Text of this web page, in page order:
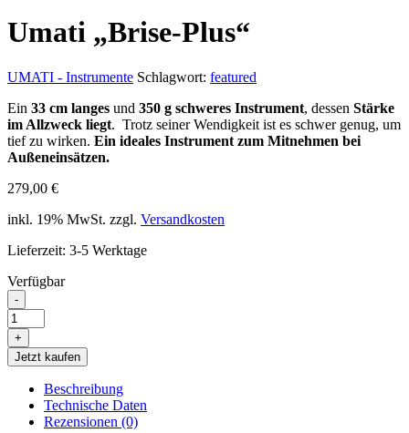
Umati „Brise-Plus“
UMATI - Instrumente Schlagwort: featured
Ein 33 cm langes und 350 g schweres Instrument, dessen Stärke
im Allzweck liegt. Trotz seiner Wendigkeit ist es schwer genug, um
tief zu wirken. Ein ideales Instrument zum Mitnehmen bei
Außeneinsätzen.
279,00 €
inkl. 19% MwSt. zzgl. Versandkosten
Lieferzeit: 3-5 Werktage
Verfügbar
-
Umati
"Brise-
Plus"
Menge
+
Jetzt kaufen
Beschreibung
Technische Daten
Rezensionen (0)